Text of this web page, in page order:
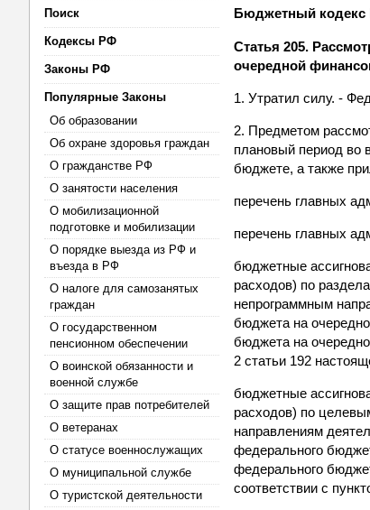
Поиск
Кодексы РФ
Законы РФ
Популярные Законы
Об образовании
Об охране здоровья граждан
О гражданстве РФ
О занятости населения
О мобилизационной
подготовке и мобилизации
О порядке выезда из РФ и
въезда в РФ
О налоге для самозанятых
граждан
О государственном
пенсионном обеспечении
О воинской обязанности и
военной службе
О защите прав потребителей
О ветеранах
О статусе военнослужащих
О муниципальной службе
О туристской деятельности
Бюджетный кодекс
Статья 205.
очередной
1. Утратил силу. -
2. Предметом
плановый период во
бюджете, а также
перечень главных
перечень главных
бюджетные
расходов) по
непрограммным
бюджета на
бюджета на
2 статьи 192
бюджетные
расходов) по
направлениям
федерального
федерального
соответствии с